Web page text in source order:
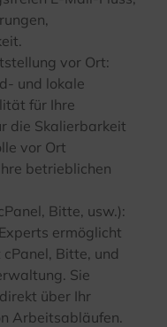
vor Ort:
und lokale
für Ihre
die Skalierbarkeit
vor Ort
betrieblichen
Bitte, usw.):
ermöglicht
Bitte, und
Sie
über Ihr
Arbeitsabläufen.